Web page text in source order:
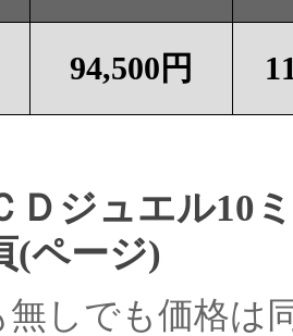
94,500円
Ｄジュエル10
(ページ)
しでも価格は